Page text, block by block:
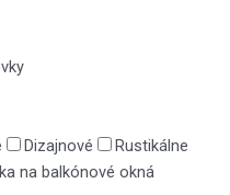
Dizajnové
Rustikálne
na balkónové okná